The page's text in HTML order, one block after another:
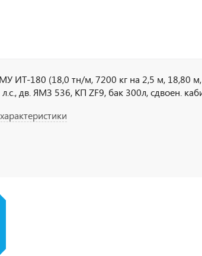
ИТ-180 (18,0 тн/м, 7200 кг на 2,5 м, 18,80 м,
дв. ЯМЗ 536, КП ZF9, бак 300л, сдвоен.